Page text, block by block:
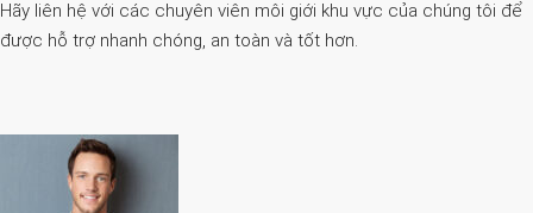
Hãy liên hệ với các chuyên viên môi giới khu vực của chúng tôi để
được hỗ trợ nhanh chóng, an toàn và tốt hơn.